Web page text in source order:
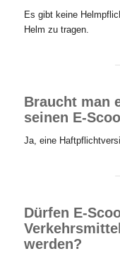
Es gibt keine
Helm zu tragen.
Braucht man
seinen E-
Ja, eine
Dürfen E-
werden?